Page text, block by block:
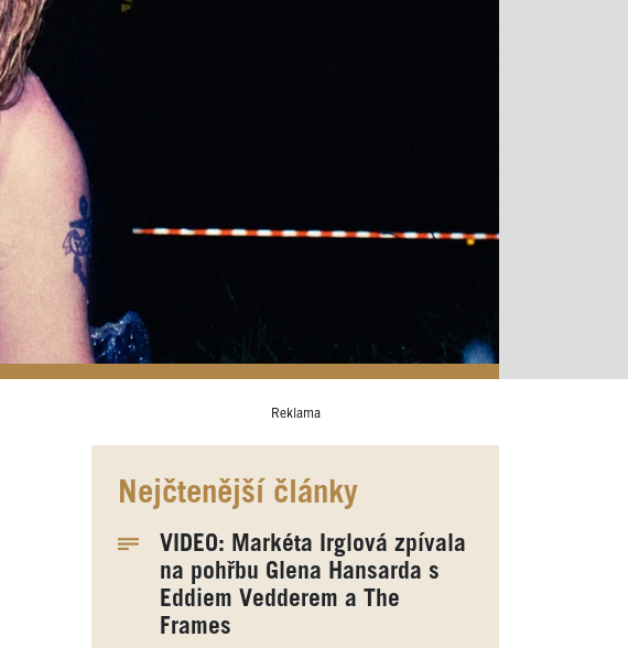
Reklama
Nejčtenější články
VIDEO: Markéta Irglová zpívala
na pohřbu Glena Hansarda s
Eddiem Vedderem a The
Frames